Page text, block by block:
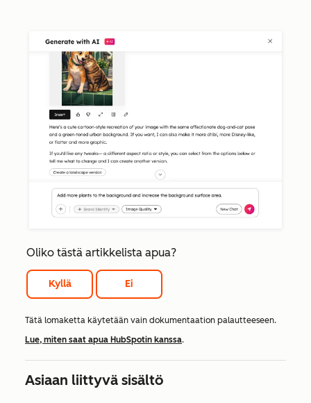
Oliko tästä artikkelista apua?
Kyllä Ei
Tätä lomaketta käytetään vain dokumentaation palautteeseen.
Lue, miten saat apua HubSpotin kanssa.
Asiaan liittyvä sisältö